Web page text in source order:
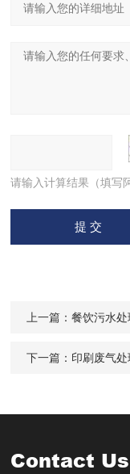
请输入计算结果（填写
上一篇：餐饮污水处
下一篇： 印刷废气处
Contact Us